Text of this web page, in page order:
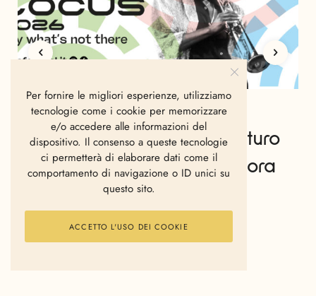
EVENTI MUSIC PUGLIA
Locus Festival 2026: il futuro
della musica parla ancora
pugliese
Per fornire le migliori esperienze, utilizziamo
tecnologie come i cookie per memorizzare
e/o accedere alle informazioni del
dispositivo. Il consenso a queste tecnologie
ci permetterà di elaborare dati come il
comportamento di navigazione o ID unici su
questo sito.
ACCETTO L'USO DEI COOKIE